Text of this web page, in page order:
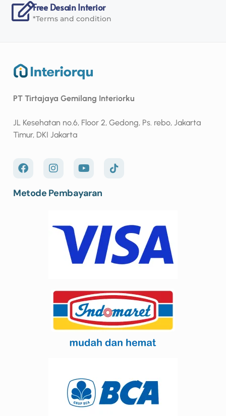
Free Desain Interior
*Terms and condition
PT Tirtajaya Gemilang Interiorku
JL Kesehatan no.6, Floor 2, Gedong, Ps. rebo, Jakarta
Timur, DKI Jakarta
Metode Pembayaran